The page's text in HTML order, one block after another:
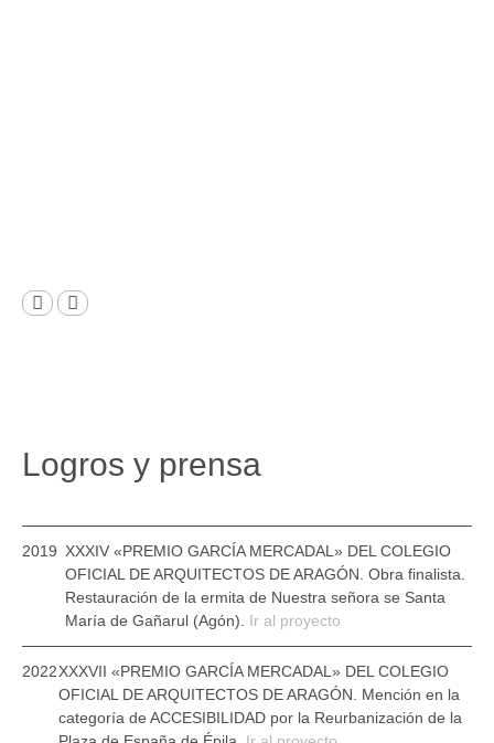
Logros y prensa
2019 XXXIV «PREMIO GARCÍA MERCADAL» DEL COLEGIO
OFICIAL DE ARQUITECTOS DE ARAGÓN. Obra finalista.
Restauración de la ermita de Nuestra señora se Santa
María de Gañarul (Agón). Ir al proyecto
2022XXXVII «PREMIO GARCÍA MERCADAL» DEL COLEGIO
OFICIAL DE ARQUITECTOS DE ARAGÓN.
Mención en la
categoría de ACCESIBILIDAD por la Reurbanización de la